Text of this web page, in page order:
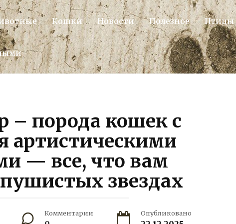
Кошки Новости Полезное Птицы
– порода кошек с
— все, что вам
звездах
Комментарии Опубликовано